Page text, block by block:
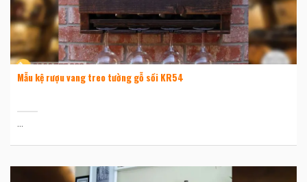
Mẫu kệ rượu vang treo tường gỗ sồi KR54
...